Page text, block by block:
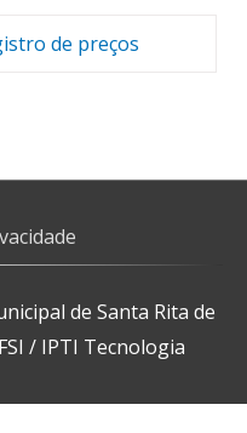
de preços
de Santa Rita de
/ IPTI Tecnologia